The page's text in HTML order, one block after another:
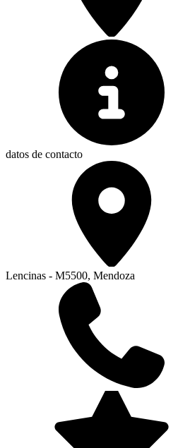
datos de contacto
Lencinas - M5500, Mendoza